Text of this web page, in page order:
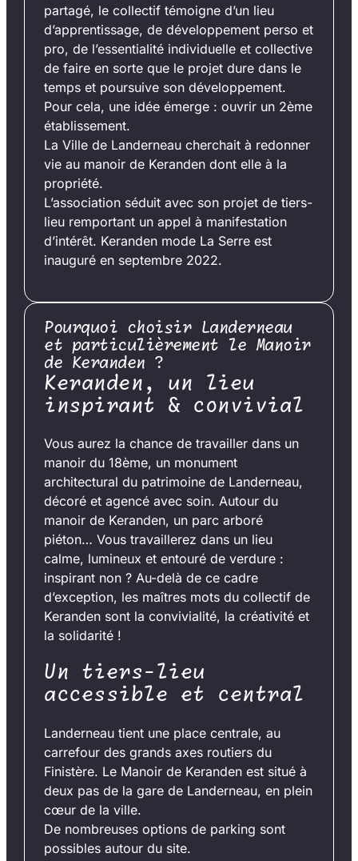
partagé, le collectif témoigne d’un lieu
d’apprentissage, de développement perso et
pro, de l’essentialité individuelle et collective
de faire en sorte que le projet dure dans le
temps et poursuive son développement.
Pour cela, une idée émerge : ouvrir un 2ème
établissement.
La Ville de Landerneau cherchait à redonner
vie au manoir de Keranden dont elle à la
propriété.
L’association séduit avec son projet de tiers-
lieu remportant un appel à manifestation
d’intérêt. Keranden mode La Serre est
inauguré en septembre 2022.
Pourquoi choisir Landerneau
et particulièrement le Manoir
de Keranden ?
Keranden, un lieu
inspirant & convivial
Vous aurez la chance de travailler dans un
manoir du 18ème, un monument
architectural du patrimoine de Landerneau,
décoré et agencé avec soin. Autour du
manoir de Keranden, un parc arboré
piéton… Vous travaillerez dans un lieu
calme, lumineux et entouré de verdure :
inspirant non ? Au-delà de ce cadre
d’exception, les maîtres mots du collectif de
Keranden sont la convivialité, la créativité et
la solidarité !
Un tiers-lieu
accessible et central
Landerneau tient une place centrale, au
carrefour des grands axes routiers du
Finistère. Le Manoir de Keranden est situé à
deux pas de la gare de Landerneau, en plein
cœur de la ville.
De nombreuses options de parking sont
possibles autour du site.